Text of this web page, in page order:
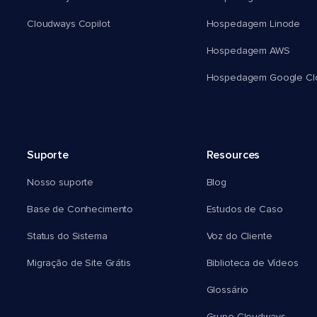
Cloudways Copilot Hospedagem Linode
Hospedagem AWS
Hospedagem Google
Suporte
Nosso suporte
Base de Conhecimento
Status do Sistema
Migração de Site Grátis
Resources
Blog
Estudos de Caso
Voz do Cliente
Biblioteca de Vídeos
Glossário